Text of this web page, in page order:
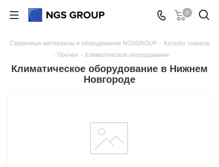
0
Сварочные материалы и оборудование NGSGROUP - Каталог товаров
- Прочее - Климатическое оборудование
Климатическое оборудование в Нижнем
Новгороде